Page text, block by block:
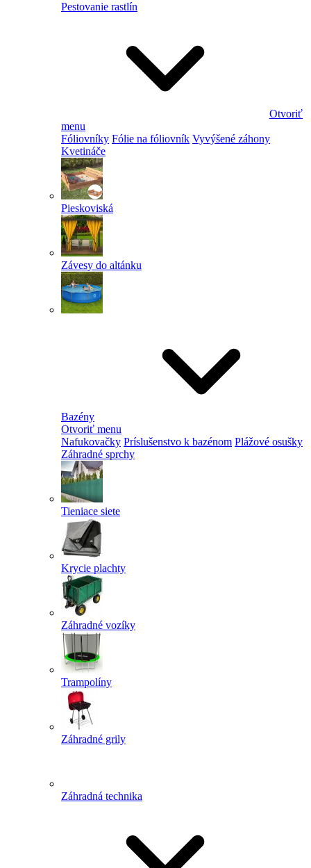
Pestovanie rastlín
Otvoriť
menu
Fóliovníky Fólie na fóliovník Vyvýšené záhony
Kvetináče
Pieskoviská
Závesy do altánku
Bazény
Otvoriť menu
Nafukovačky Príslušenstvo k bazénom Plážové osušky
Záhradné sprchy
Tieniace siete
Krycie plachty
Záhradné vozíky
Trampolíny
Záhradné grily
Záhradná technika